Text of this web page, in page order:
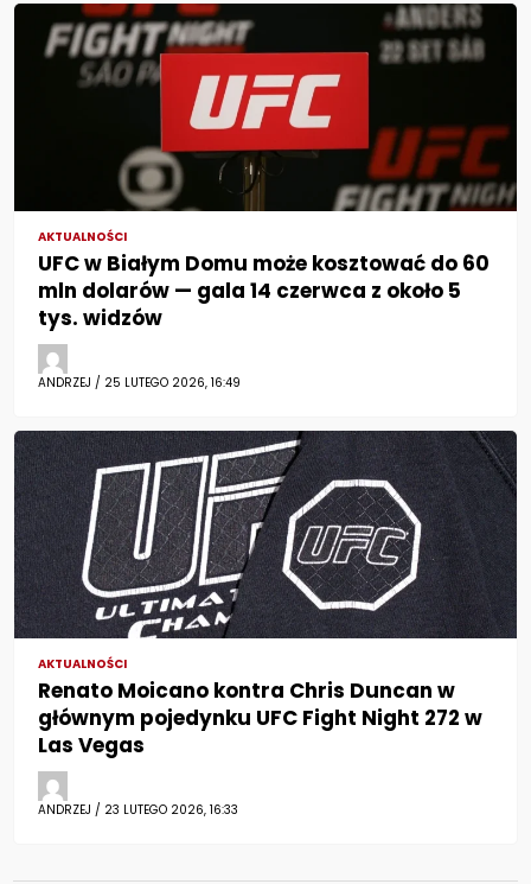
AKTUALNOŚCI
UFC w Białym Domu może kosztować do 60
mln dolarów — gala 14 czerwca z około 5
tys. widzów
ANDRZEJ / 25 LUTEGO 2026, 16:49
AKTUALNOŚCI
Renato Moicano kontra Chris Duncan w
głównym pojedynku UFC Fight Night 272 w
Las Vegas
ANDRZEJ / 23 LUTEGO 2026, 16:33